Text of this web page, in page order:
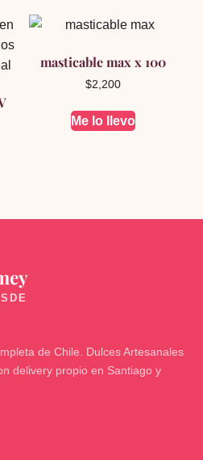
masticable max x 100
$2,200
Me lo llevo
de Chile. Dulces Artesanales
delivery propio en Santiago y